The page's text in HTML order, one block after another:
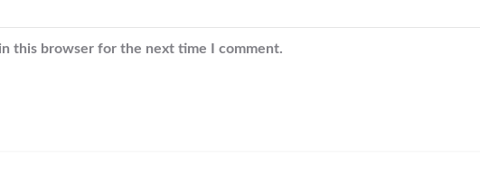
this browser for the next time I comment.